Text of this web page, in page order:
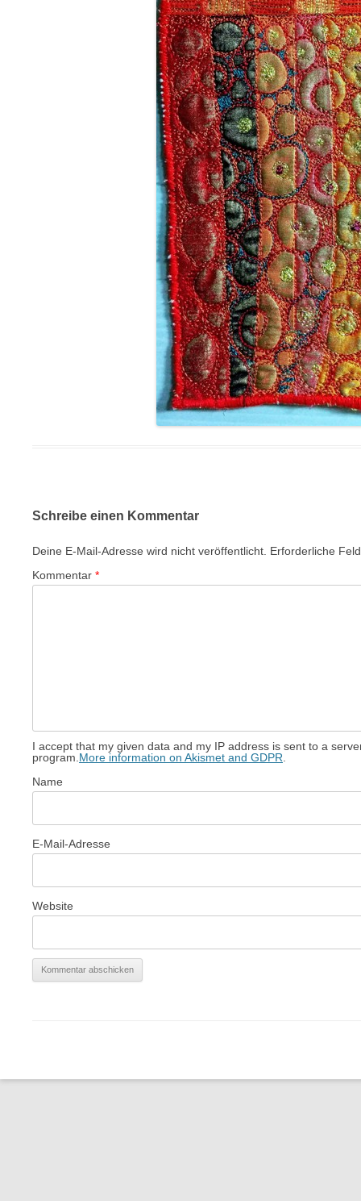
Schreibe einen Kommentar
Deine E-Mail-Adresse wird nicht veröffentlicht. Erforderliche
Kommentar *
I accept that my given data and my IP address is sent to a
program. More information on Akismet and GDPR
Name
E-Mail-Adresse
Website